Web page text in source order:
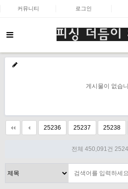
커뮤니티 로그인
게시물이 없습
25236 25237 25238
전체 450,091건